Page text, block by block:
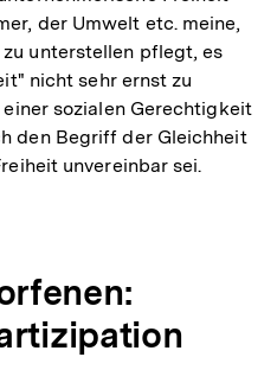
der Umwelt etc. meine,
unterstellen pflegt, es
nicht sehr ernst zu
sozialen Gerechtigkeit
den Begriff der Gleichheit
unvereinbar sei.